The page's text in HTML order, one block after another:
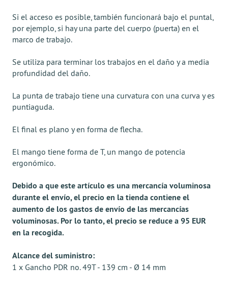
Si el acceso es posible, también funcionará bajo el puntal,
por ejemplo, si hay una parte del cuerpo (puerta) en el
marco de trabajo.
Se utiliza para terminar los trabajos en el daño y a media
profundidad del daño.
La punta de trabajo tiene una curvatura con una curva y es
puntiaguda.
El final es plano y en forma de flecha.
El mango tiene forma de T, un mango de potencia
ergonómico.
Debido a que este artículo es una mercancía voluminosa
durante el envío, el precio en la tienda contiene el
aumento de los gastos de envío de las mercancías
voluminosas. Por lo tanto, el precio se reduce a 95 EUR
en la recogida.
Alcance del suministro:
1 x Gancho PDR no. 49T - 139 cm - Ø 14 mm